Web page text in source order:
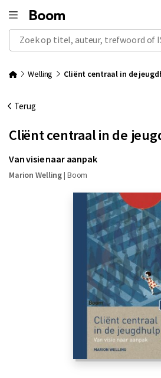
Zoek op titel, auteur, trefwoord of ISBN
Welling Cliënt centraal in de
Terug
Cliënt centraal in de
Van visie naar aanpak
Marion Welling| Boom